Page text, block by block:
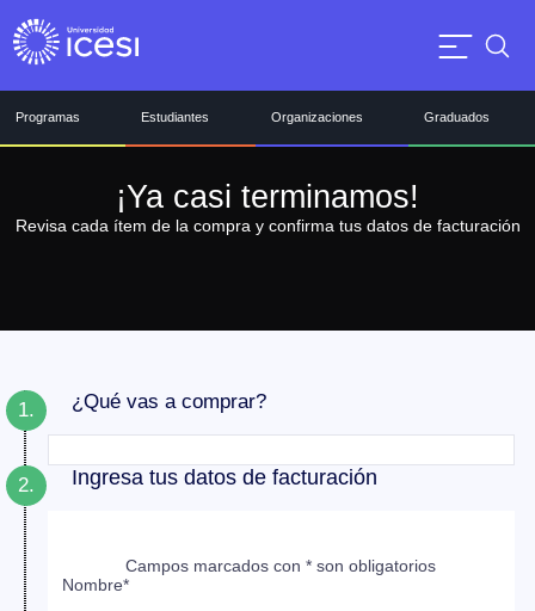
Programas Estudiantes Organizaciones Graduados
¡Ya casi terminamos!
Revisa cada ítem de la compra y confirma tus datos de facturación
1. ¿Qué vas a comprar?
2. Ingresa tus datos de facturación
Campos marcados con * son obligatorios
Nombre*